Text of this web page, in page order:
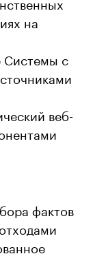
на
Системы с
веб-
фактов